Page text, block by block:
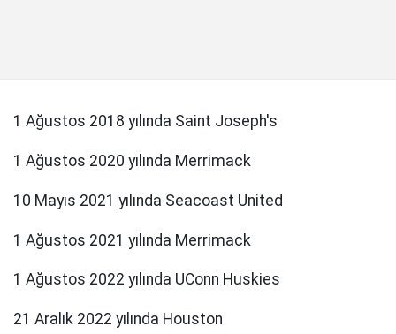
1 Ağustos 2018 yılında Saint Joseph's
1 Ağustos 2020 yılında Merrimack
10 Mayıs 2021 yılında Seacoast United
1 Ağustos 2021 yılında Merrimack
1 Ağustos 2022 yılında UConn Huskies
21 Aralık 2022 yılında Houston